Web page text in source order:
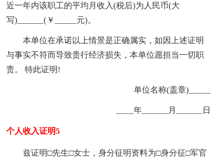
近一年内该职工的平均月收入(税后)为人民币(大
写)______(￥_____元)。
本单位在承诺以上情景是正确属实，如因上述证明
与事实不符而导致贵行经济损失，本单位愿担当一切职
责。 特此证明!
单位名称(盖章)_____
____年______月______日
个人收入证明5
兹证明□先生□女士，身分征明资料为□身分征□军官